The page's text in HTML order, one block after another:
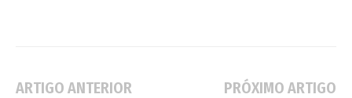
ARTIGO ANTERIOR
PRÓXIMO ARTIGO